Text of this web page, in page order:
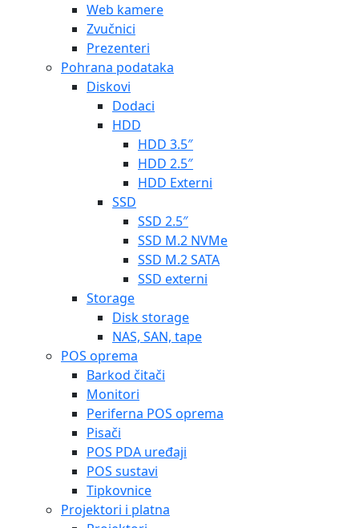
Web kamere
Zvučnici
Prezenteri
Pohrana podataka
Diskovi
Dodaci
HDD
HDD 3.5″
HDD 2.5″
HDD Externi
SSD
SSD 2.5″
SSD M.2 NVMe
SSD M.2 SATA
SSD externi
Storage
Disk storage
NAS, SAN, tape
POS oprema
Barkod čitači
Monitori
Periferna POS oprema
Pisači
POS PDA uređaji
POS sustavi
Tipkovnice
Projektori i platna